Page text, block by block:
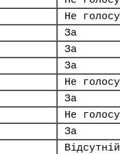
Не
За
За
За
Не
За
Не
За
Відсутній